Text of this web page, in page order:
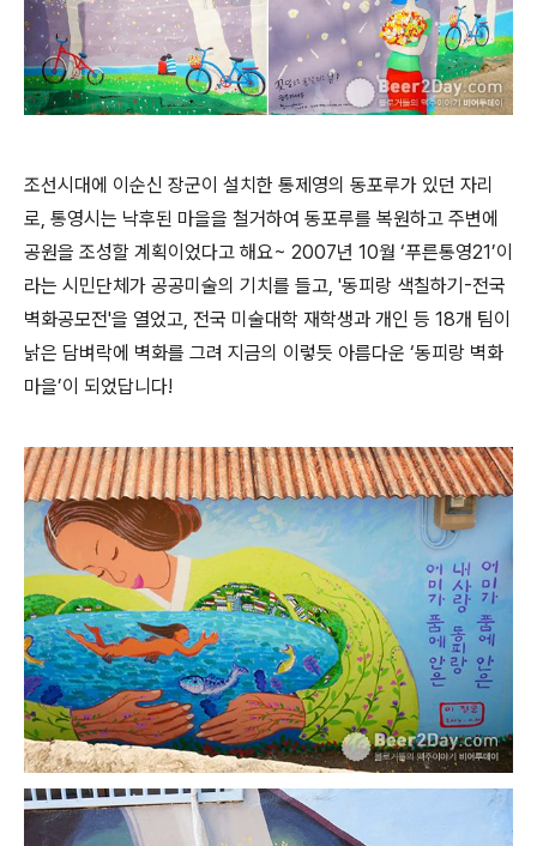
조선시대에 이순신 장군이 설치한 통제영의 동포루가 있던 자리
로, 통영시는 낙후된 마을을 철거하여 동포루를 복원하고 주변에
공원을 조성할 계획이었다고 해요~ 2007년 10월 ‘푸른통영21’이
라는 시민단체가 공공미술의 기치를 들고, '동피랑 색칠하기-전국
벽화공모전'을 열었고, 전국 미술대학 재학생과 개인 등 18개 팀이
낡은 담벼락에 벽화를 그려 지금의 이렇듯 아름다운 ‘동피랑 벽화
마을’이 되었답니다!